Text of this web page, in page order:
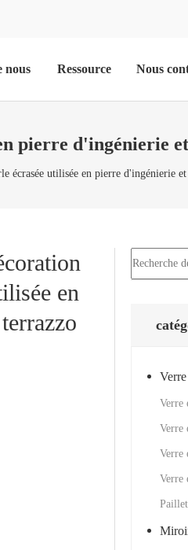
nous Ressource Nous
pierre d'ingénierie
écrasée utilisée en pierre d'ingénierie
en
Verre
Verre
Verre
Verre